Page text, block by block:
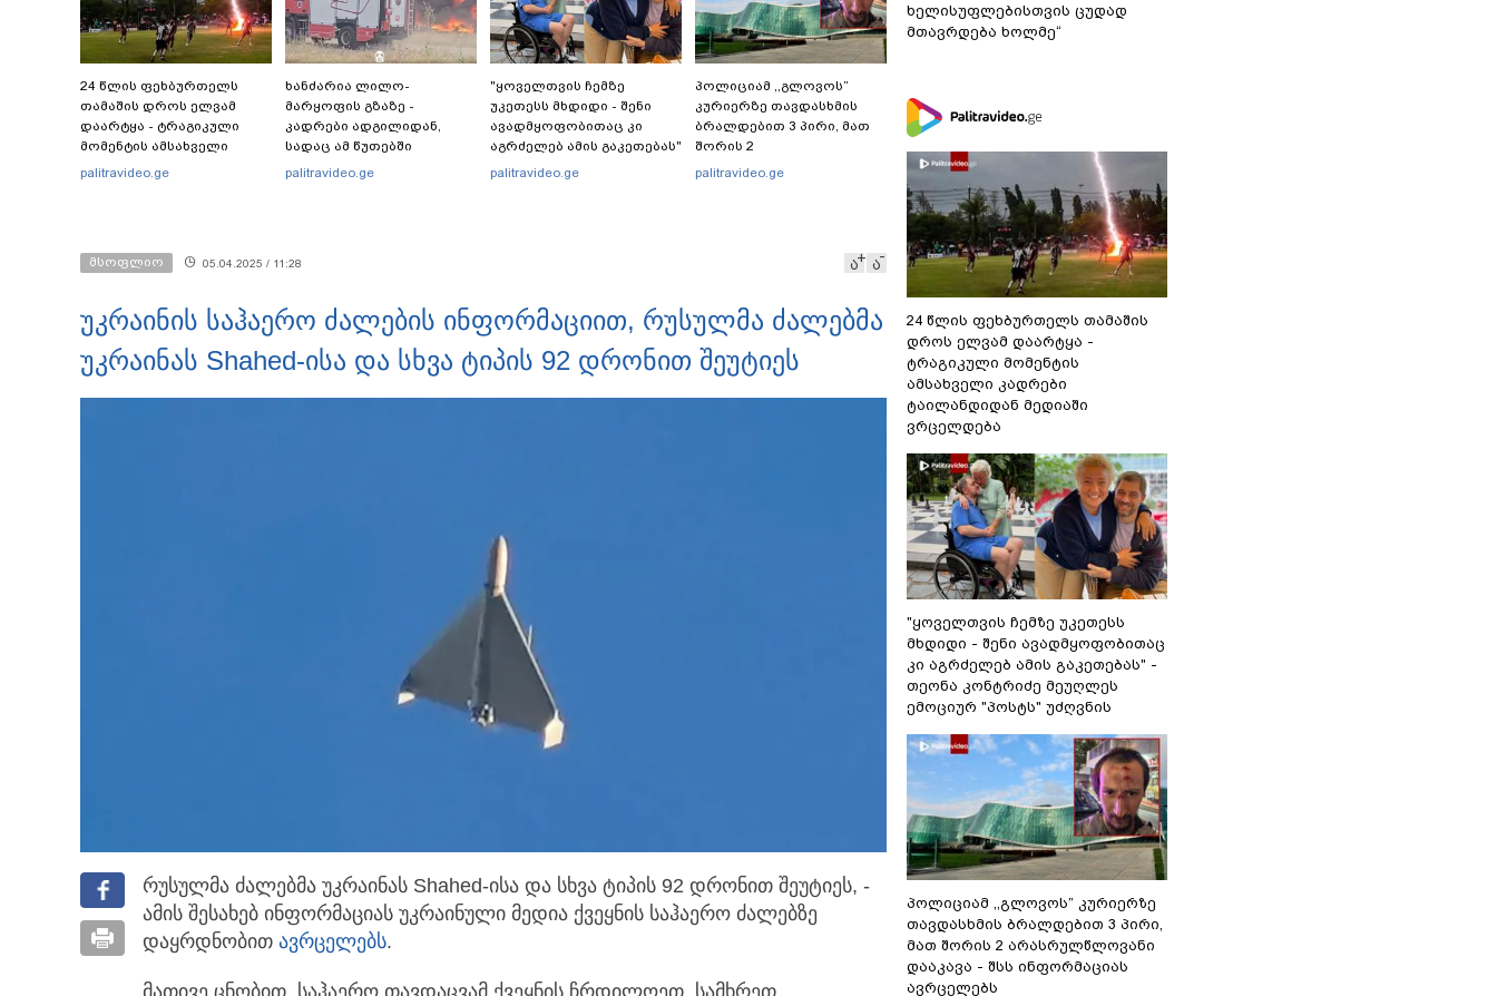
24 წლის ფეხბურთელს
თამაშის დროს ელვამ
დაარტყა - ტრაგიკული
მომენტის ამსახველი
კადრები ტაილანდიდან
palitravideo.ge
ხანძარია ლილო-
მარყოფის გზაზე -
კადრები ადგილიდან,
სადაც ამ წუთებში
სალიკვიდაციო
palitravideo.ge
"ყოველთვის ჩემზე
უკეთესს მხდიდი - შენი
ავადმყოფობითაც კი
აგრძელებ ამის გაკეთებას"
- თეონა კონტრიძე
palitravideo.ge
პოლიციამ ,,გლოვოს”
კურიერზე თავდასხმის
ბრალდებით 3 პირი, მათ
შორის 2
არასრულწლოვანი
palitravideo.ge
მსოფლიო 05.04.2025 / 11:28 ა ა
უკრაინის საჰაერო ძალების ინფორმაციით, რუსულმა ძალებმა
უკრაინას Shahed-ისა და სხვა ტიპის 92 დრონით შეუტიეს
რუსულმა ძალებმა უკრაინას Shahed-ისა და სხვა ტიპის 92 დრონით შეუტიეს, -
ამის შესახებ ინფორმაციას უკრაინული მედია ქვეყნის საჰაერო ძალებზე
დაყრდნობით ავრცელებს.
მათივე ცნობით, საჰაერო თავდაცვამ ქვეყნის ჩრდილოეთ, სამხრეთ,
ხელისუფლებისთვის ცუდად
მთავრდება ხოლმე“
24 წლის ფეხბურთელს თამაშის
დროს ელვამ დაარტყა -
ტრაგიკული მომენტის
ამსახველი კადრები
ტაილანდიდან მედიაში
ვრცელდება
"ყოველთვის ჩემზე უკეთესს
მხდიდი - შენი ავადმყოფობითაც
კი აგრძელებ ამის გაკეთებას" -
თეონა კონტრიძე მეუღლეს
ემოციურ "პოსტს" უძღვნის
პოლიციამ ,,გლოვოს” კურიერზე
თავდასხმის ბრალდებით 3 პირი,
მათ შორის 2 არასრულწლოვანი
დააკავა - შსს ინფორმაციას
ავრცელებს